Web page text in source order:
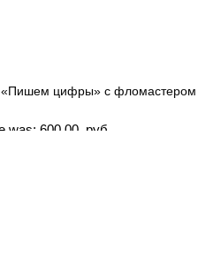
«Пишем цифры» с фломастером
was: 600,00 руб..